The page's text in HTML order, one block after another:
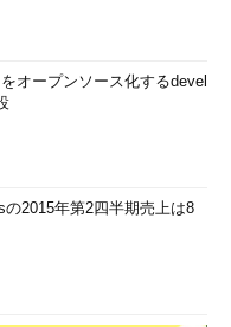
オープンソース化するdevel
2015年第2四半期売上は8